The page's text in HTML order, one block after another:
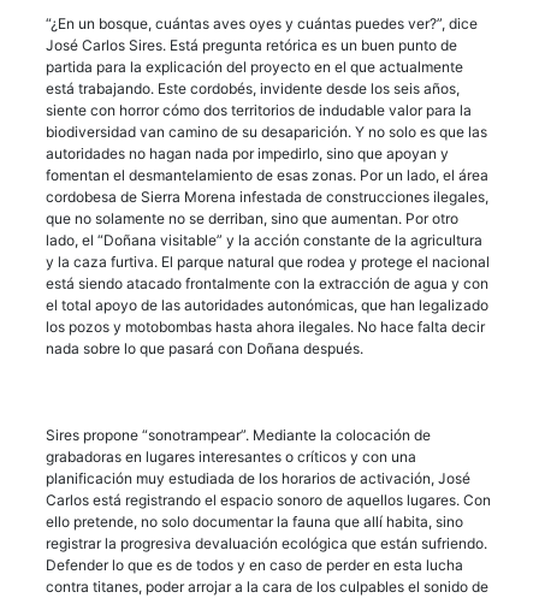
“¿En un bosque, cuántas aves oyes y cuántas puedes ver?”, dice
José Carlos Sires. Está pregunta retórica es un buen punto de
partida para la explicación del proyecto en el que actualmente
está trabajando. Este cordobés, invidente desde los seis años,
siente con horror cómo dos territorios de indudable valor para la
biodiversidad van camino de su desaparición. Y no solo es que las
autoridades no hagan nada por impedirlo, sino que apoyan y
fomentan el desmantelamiento de esas zonas. Por un lado, el área
cordobesa de Sierra Morena infestada de construcciones ilegales,
que no solamente no se derriban, sino que aumentan. Por otro
lado, el “Doñana visitable” y la acción constante de la agricultura
y la caza furtiva. El parque natural que rodea y protege el nacional
está siendo atacado frontalmente con la extracción de agua y con
el total apoyo de las autoridades autonómicas, que han legalizado
los pozos y motobombas hasta ahora ilegales. No hace falta decir
nada sobre lo que pasará con Doñana después.
Sires propone “sonotrampear”. Mediante la colocación de
grabadoras en lugares interesantes o críticos y con una
planificación muy estudiada de los horarios de activación, José
Carlos está registrando el espacio sonoro de aquellos lugares. Con
ello pretende, no solo documentar la fauna que allí habita, sino
registrar la progresiva devaluación ecológica que están sufriendo.
Defender lo que es de todos y en caso de perder en esta lucha
contra titanes, poder arrojar a la cara de los culpables el sonido de